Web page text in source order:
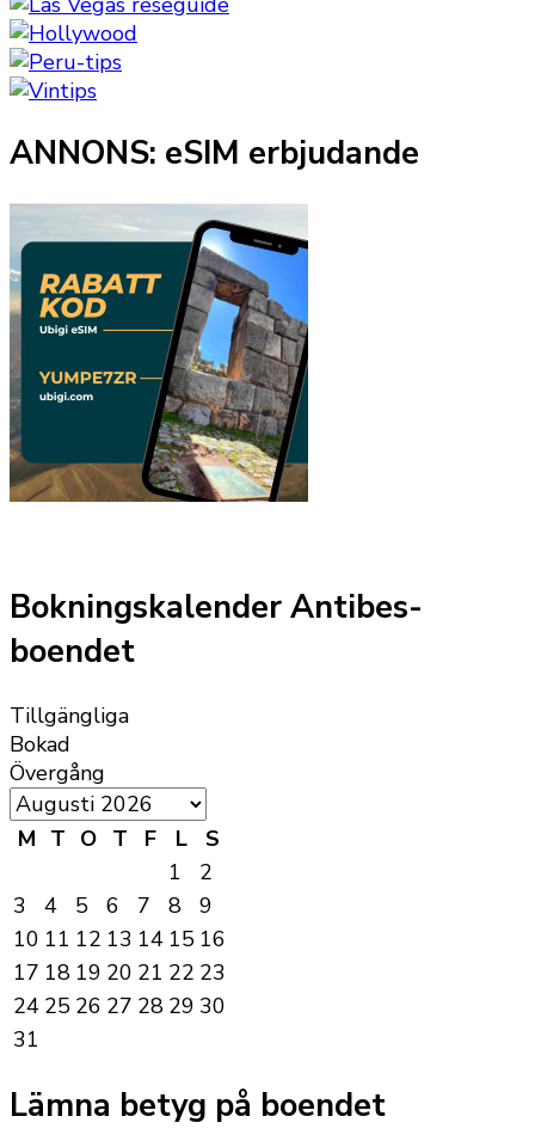
ANNONS: eSIM erbjudande
Bokningskalender Antibes-
boendet
Tillgängliga
Bokad
Övergång
M T O T F L
S
1
2
3
4 5 6 7 8
9
10 11 12 13 14 15 16
17 18 19 20 21 22 23
24 25 26 27 28 29 30
31
Lämna betyg på boendet